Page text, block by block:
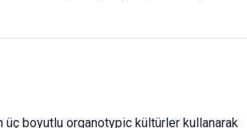
boyutlu organotypic kültürler kullanarak